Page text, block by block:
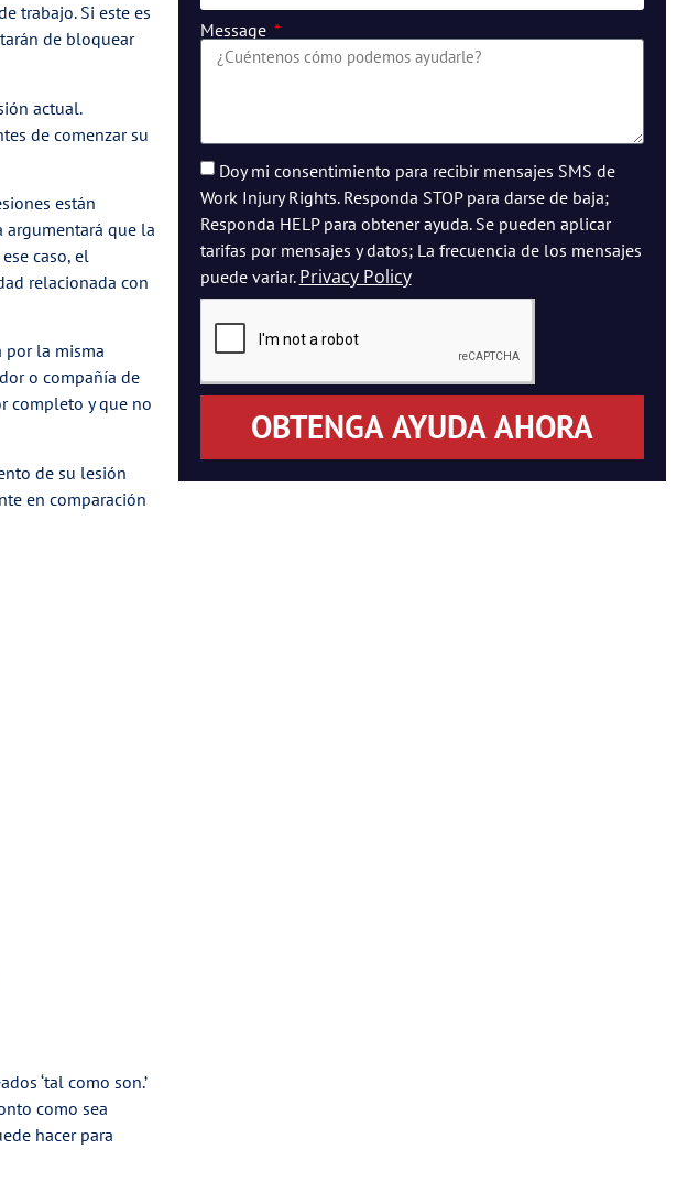
trabajo. Si este es
de bloquear
actual.
de comenzar su
están
argumentará que la
caso, el
relacionada con
por la misma
o compañía de
completo y que no
de su lesión
en comparación
‘tal como son.’
como sea
hacer para
Message
Doy mi consentimiento para recibir mensajes SMS de
Work Injury Rights. Responda STOP para darse de baja;
Responda HELP para obtener ayuda. Se pueden aplicar
tarifas por mensajes y datos; La frecuencia de los mensajes
puede variar. Privacy Policy
OBTENGA AYUDA AHORA